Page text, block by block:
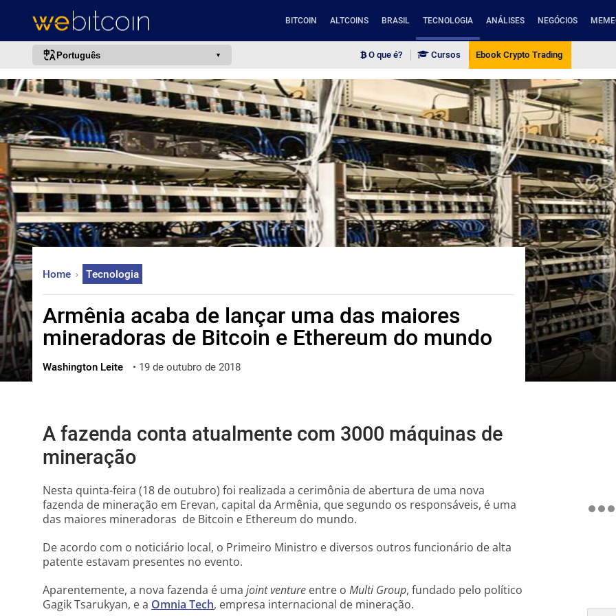
BITCOIN ALTCOINS BRASIL TECNOLOGIA ANÁLISES NEGÓCIOS
Português
português (BR)
english
español
français
italiano
deutsch
日本語
中文
한국어
العربية
ไทย
ქართული
O que é? Cursos Ebook Crypto Trading
Home Tecnologia
Armênia acaba de lançar uma das maiores
mineradoras de Bitcoin e Ethereum do mundo
Washington Leite • 19 de outubro de 2018
A fazenda conta atualmente com 3000 máquinas de
mineração
Nesta quinta-feira (18 de outubro) foi realizada a cerimônia de abertura de uma nova
fazenda de mineração em Erevan, capital da Armênia, que segundo os responsáveis, é uma
das maiores mineradoras de Bitcoin e Ethereum do mundo.
De acordo com o noticiário local, o Primeiro Ministro e diversos outros funcionário de alta
patente estavam presentes no evento.
Aparentemente, a nova fazenda é uma joint venture entre o Multi Group, fundado pelo político
Gagik Tsarukyan, e a Omnia Tech, empresa internacional de mineração.